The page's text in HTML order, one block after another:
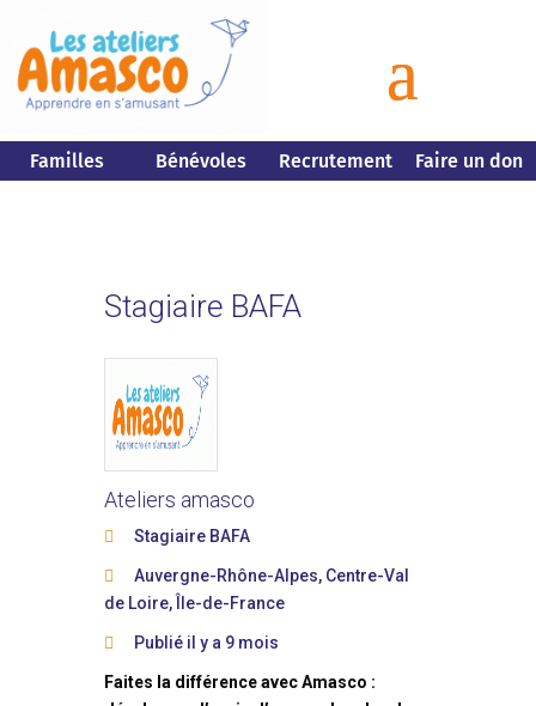
Familles Bénévoles Recrutement Faire un don
Stagiaire BAFA
Ateliers amasco
Stagiaire BAFA
Auvergne-Rhône-Alpes, Centre-Val
de Loire, Île-de-France
Publié il y a 9 mois
Faites la différence avec Amasco :